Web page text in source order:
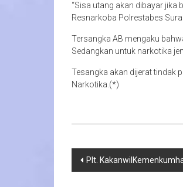
“Sisa utang akan dibayar jika
Resnarkoba Polrestabes
Tersangka AB mengaku
Sedangkan untuk narkotika
Tesangka akan dijerat tindak
Narkotika.(*)
Navigasi
Plt.